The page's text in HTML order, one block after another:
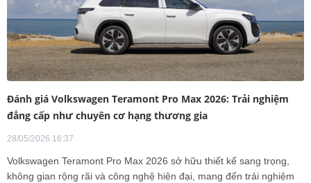
Đánh giá Volkswagen Teramont Pro Max 2026: Trải nghiệm
đẳng cấp như chuyên cơ hạng thương gia
28/05/2026 16:37
Volkswagen Teramont Pro Max 2026 sở hữu thiết kế sang trọng,
không gian rộng rãi và công nghệ hiện đại, mang đến trải nghiệm